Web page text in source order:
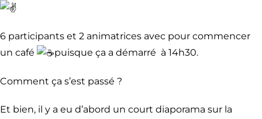
6 participants et 2 animatrices avec pour commencer
un café
puisque ça a démarré à 14h30.
Comment ça s’est passé ?
Et bien, il y a eu d’abord un court diaporama sur la